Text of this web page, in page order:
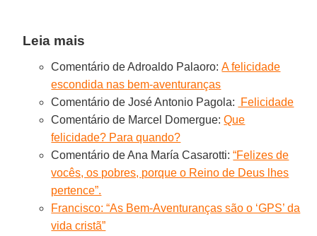
Leia mais
Comentário de Adroaldo Palaoro:A felicidade
escondida nas bem-aventuranças
Comentário de José Antonio Pagola:
Felicidade
Comentário de Marcel Domergue:Que
felicidade? Para quando?
Comentário de Ana María Casarotti:“Felizes de
vocês, os pobres, porque o Reino de Deus lhes
pertence”.
Francisco: “As Bem-Aventuranças são o ‘GPS’ da
vida cristã”